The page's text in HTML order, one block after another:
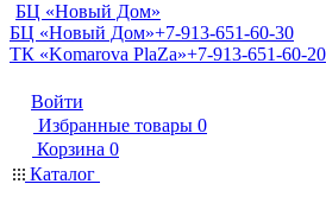
БЦ «Новый Дом»
БЦ «Новый Дом»+7-913-651-60-30
ТК «Komarova PlaZa»+7-913-651-60-20
Войти
Избранные товары 0
Корзина 0
Каталог